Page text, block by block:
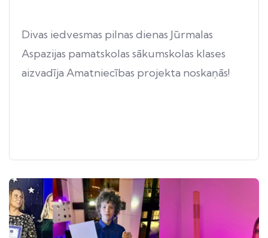
Divas iedvesmas pilnas dienas Jūrmalas
Aspazijas pamatskolas sākumskolas klases
aizvadīja Amatniecības projekta noskaņās!